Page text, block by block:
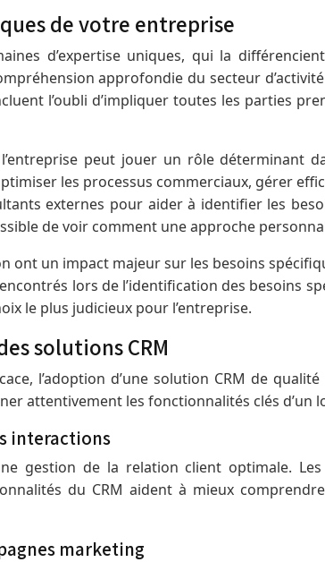
de votre entreprise
d’expertise uniques, qui la
approfondie du secteur
l’oubli d’impliquer toutes les parties
peut jouer un rôle déterminant
les processus commerciaux, gérer
externes pour aider à identifier les
de voir comment une approche
ont un impact majeur sur les besoins
lors de l’identification des besoins
le plus judicieux pour l’entreprise.
solutions CRM
l’adoption d’une solution CRM de
attentivement les fonctionnalités clés d’un
interactions
gestion de la relation client optimale.
du CRM aident à mieux
marketing